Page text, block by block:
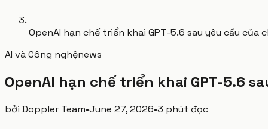
OpenAI hạn chế triển khai GPT-5.6 sau yêu cầu
AI và Công nghệnews
OpenAI hạn chế triển khai GPT-5.6
bởi Doppler Team•June 27, 2026•3 phút đọc